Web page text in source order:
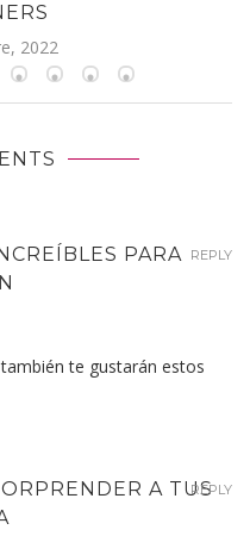
2022
PARA
te gustarán estos
REPLY
A TUSREPLY